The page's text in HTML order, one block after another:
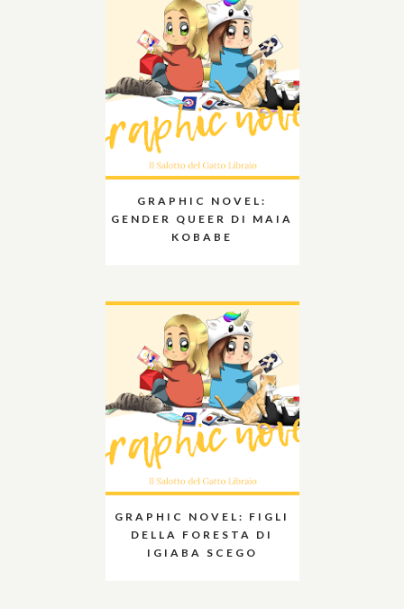
GRAPHIC NOVEL:
GENDER QUEER DI MAIA
KOBABE
GRAPHIC NOVEL: FIGLI
DELLA FORESTA DI
IGIABA SCEGO